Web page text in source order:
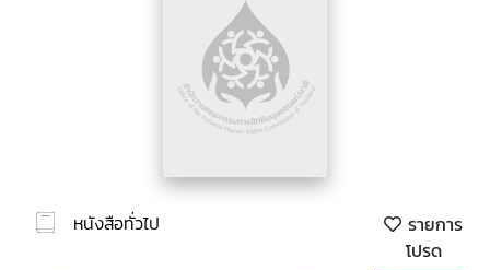
หนังสือทั่วไป
รายการ
โปรด